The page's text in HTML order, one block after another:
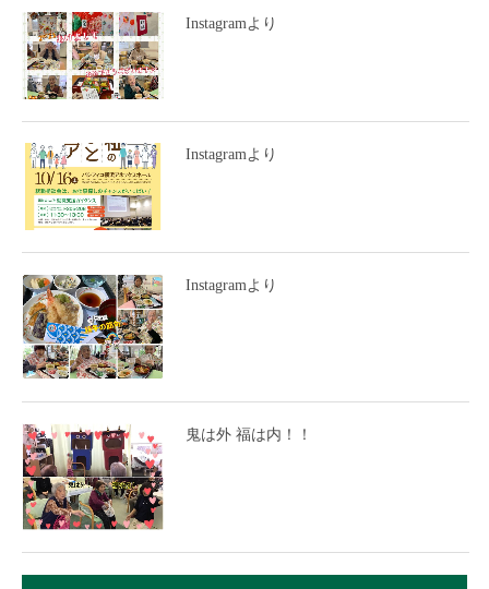
Instagramより
Instagramより
Instagramより
鬼は外 福は内！！